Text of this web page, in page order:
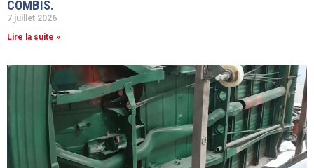
COMBIS.
7 juillet 2026
Lire la suite »